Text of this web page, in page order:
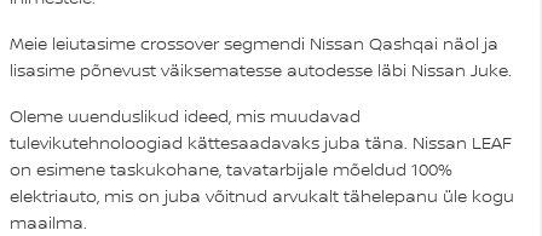
Meie leiutasime crossover segmendi Nissan Qashqai näol ja
lisasime põnevust väiksematesse autodesse läbi Nissan Juke.
Oleme uuenduslikud ideed, mis muudavad
tulevikutehnoloogiad kättesaadavaks juba täna. Nissan LEAF
on esimene taskukohane, tavatarbijale mõeldud 100%
elektriauto, mis on juba võitnud arvukalt tähelepanu üle kogu
maailma.